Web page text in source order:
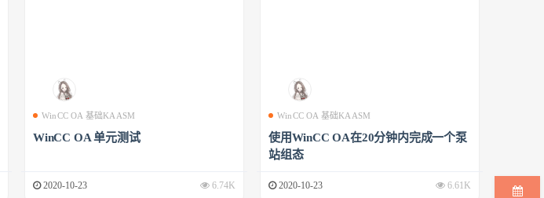
WinCC OA 基础KAASM
WinCC OA 单元测试
2020-10-23 6.74K
WinCC OA 基础KAASM
使用WinCC OA在20分钟内完成一个泵
站组态
2020-10-23 6.61K